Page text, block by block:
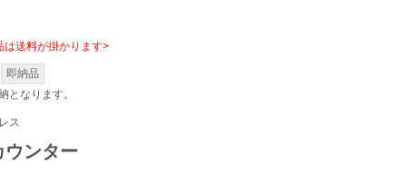
は送料が掛かります>
即納品
となります。
ス
ウンター